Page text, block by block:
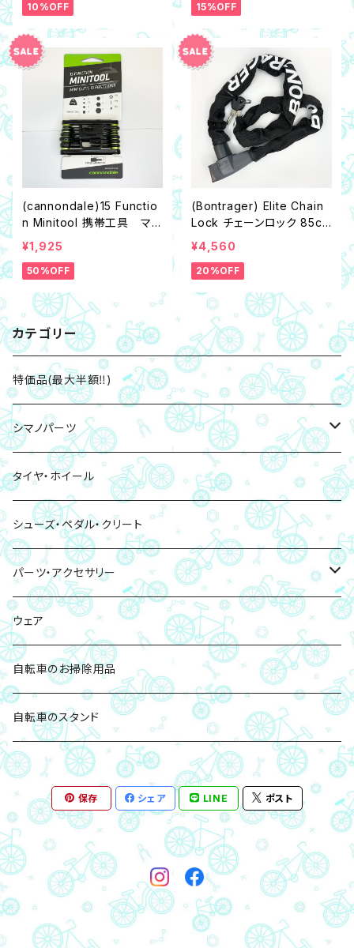
10%OFF 15%OFF
(cannondale)15 Functio
n Minitool 携帯工具 マル
チツール
¥1,925
50%OFF
(Bontrager) Elite Chain
Lock チェーンロック 85cm
ブラック
¥4,560
20%OFF
カテゴリー
特価品(最大半額‼)
シマノパーツ
ブレーキパッド・ローター
ペダル・クリート
チェーン
チェーンリング
タイヤ・ホイール
シューズ・ペダル・クリート
パーツ・アクセサリー
ボトル・ボトルケージ
バッグ・サドルバッグ
ロック(鍵)
ツール(工具)・ポンプ
ライト・サイクルコンピューター関連
ウェア
自転車のお掃除用品
自転車のスタンド
保存 シェア LINE ポスト